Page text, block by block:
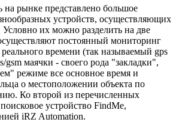
рынке представлено большое
устройств, осуществляющих
Условно их можно разделить на две
постоянный мониторинг
времени (так называемый gps
gsm маячки - своего рода "закладки",
режиме все основное время и
о местоположении объекта по
Ко второй из перечисленных
устройство FindMe,
iRZ Automation.